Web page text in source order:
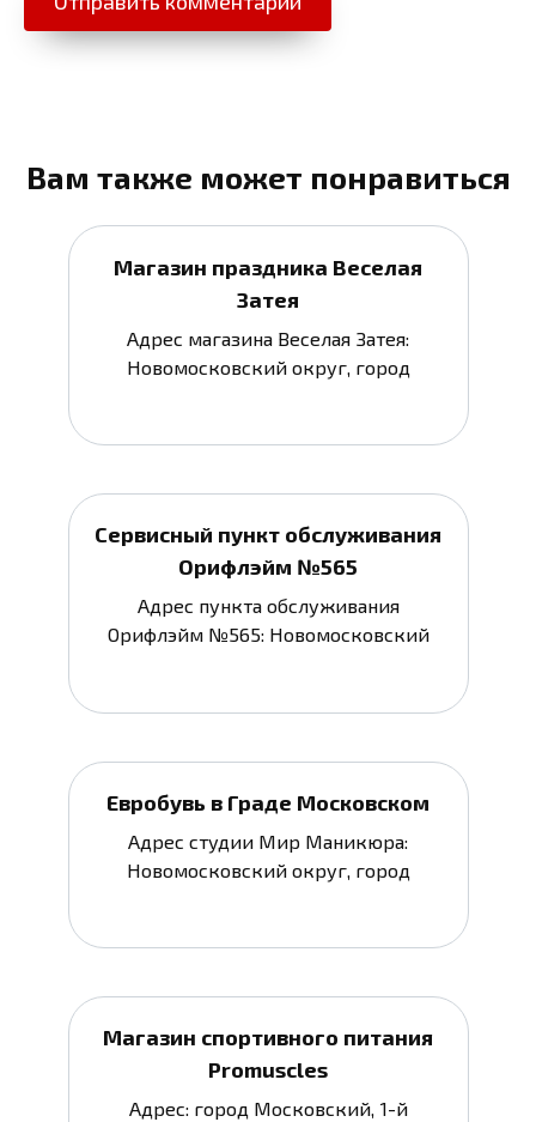
Вам также может понравиться
Магазин праздника Веселая
Затея
Адрес магазина Веселая Затея:
Новомосковский округ, город
Сервисный пункт обслуживания
Орифлэйм №565
Адрес пункта обслуживания
Орифлэйм №565: Новомосковский
Евробувь в Граде Московском
Адрес студии Мир Маникюра:
Новомосковский округ, город
Магазин спортивного питания
Promuscles
Адрес: город Московский, 1-й